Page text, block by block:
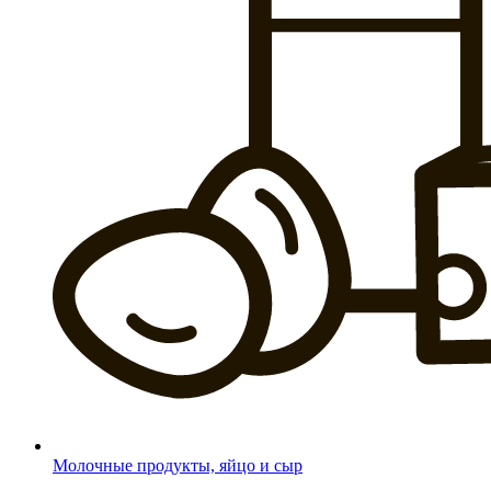
Молочные продукты, яйцо и сыр